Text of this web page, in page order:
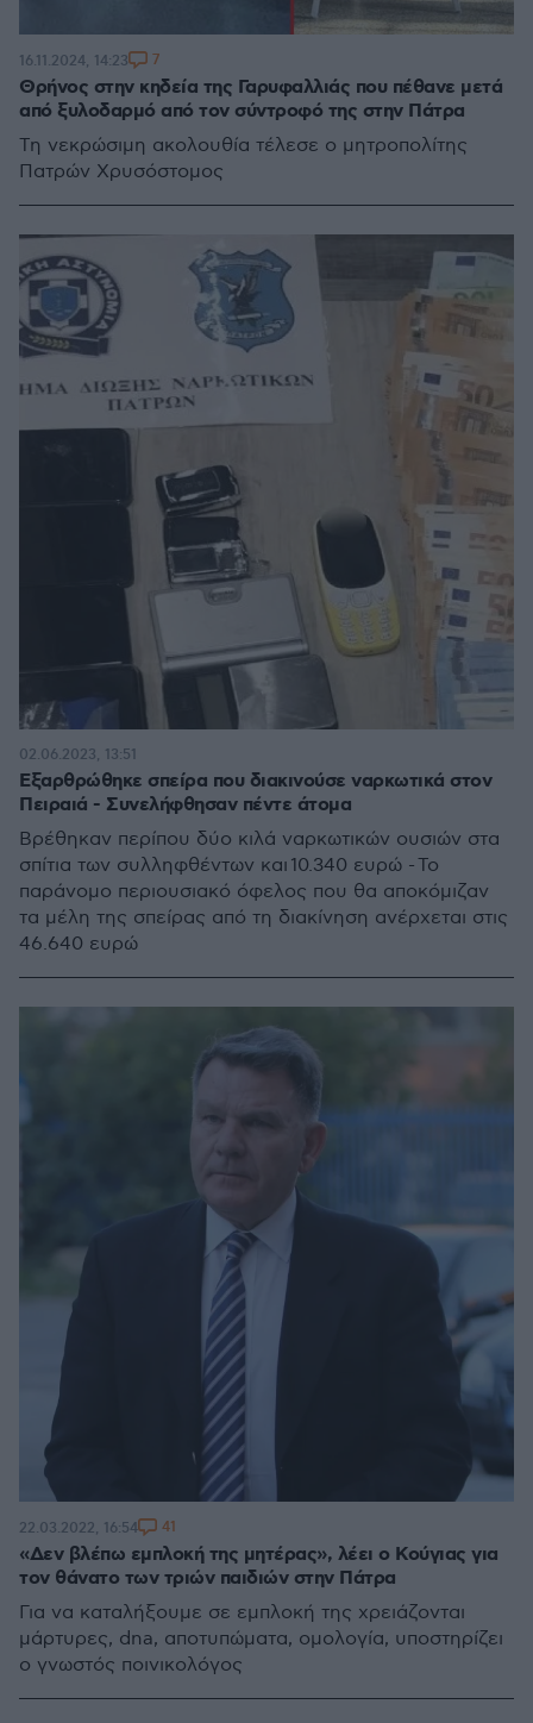
Θρήνος στην κηδεία της Γαρυφαλλιάς που πέθανε μετά
από ξυλοδαρμό από τον σύντροφό της στην Πάτρα
Τη νεκρώσιμη ακολουθία τέλεσε ο μητροπολίτης
Πατρών Χρυσόστομος
16.11.2024, 14:23 7
Εξαρθρώθηκε σπείρα που διακινούσε ναρκωτικά στον
Πειραιά - Συνελήφθησαν πέντε άτομα
Βρέθηκαν περίπου δύο κιλά ναρκωτικών ουσιών στα
σπίτια των συλληφθέντων και 10.340 ευρώ - Το
παράνομο περιουσιακό όφελος που θα αποκόμιζαν
τα μέλη της σπείρας από τη διακίνηση ανέρχεται στις
46.640 ευρώ
02.06.2023, 13:51
«Δεν βλέπω εμπλοκή της μητέρας», λέει ο Κούγιας για
τον θάνατο των τριών παιδιών στην Πάτρα
Για να καταλήξουμε σε εμπλοκή της χρειάζονται
μάρτυρες, dna, αποτυπώματα, ομολογία, υποστηρίζει
ο γνωστός ποινικολόγος
22.03.2022, 16:54 41